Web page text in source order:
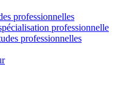
professionnelles
professionnelle
professionnelles